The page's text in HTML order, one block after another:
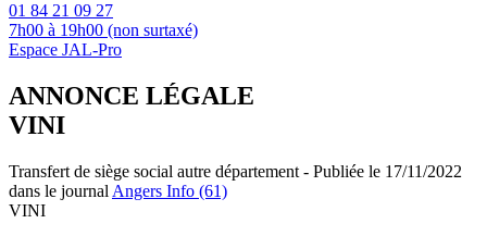
01 84 21 09 27
7h00 à 19h00 (non surtaxé)
Espace JAL-Pro
ANNONCE LÉGALE
VINI
Transfert de siège social autre département - Publiée le 17/11/2022
dans le journal Angers Info (61)
VINI